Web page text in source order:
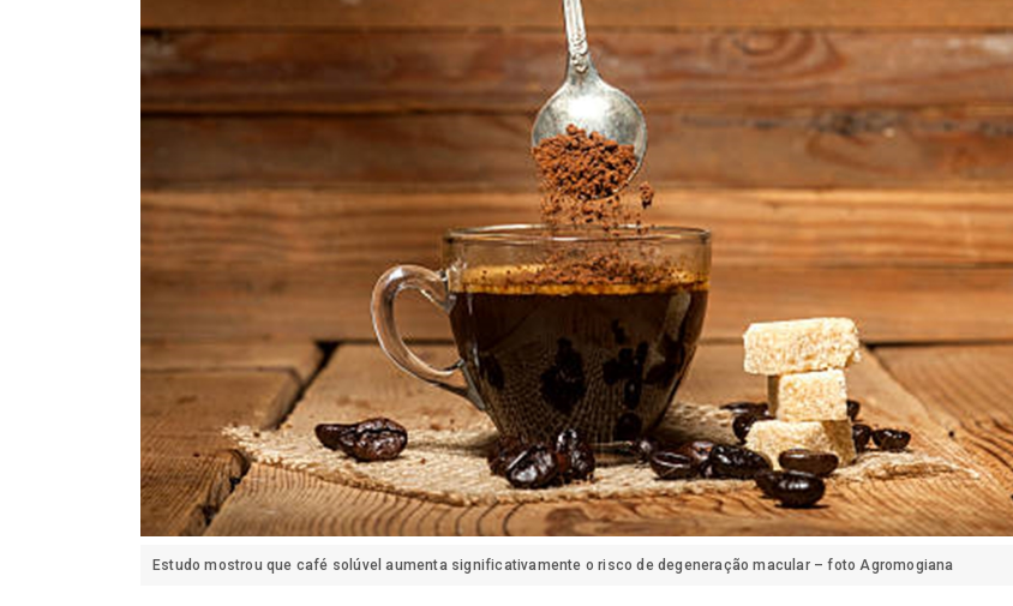
Estudo mostrou que café solúvel aumenta significativamente o risco de degeneração macular – foto Agromogiana